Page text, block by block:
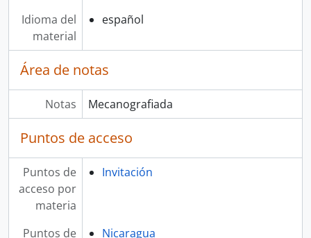
Idioma del
material
español
Área de notas
Notas Mecanografiada
Puntos de acceso
Puntos de
acceso por
materia
Invitación
Puntos de
Nicaragua